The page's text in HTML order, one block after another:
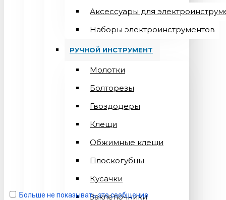
Аксессуары для
Наборы электроинструментов
РУЧНОЙ ИНСТРУМЕНТ
Молотки
Болторезы
Гвоздодеры
Клещи
Обжимные клещи
Плоскогубцы
Кусачки
Заклепочники
Больше не показывать это сообщение